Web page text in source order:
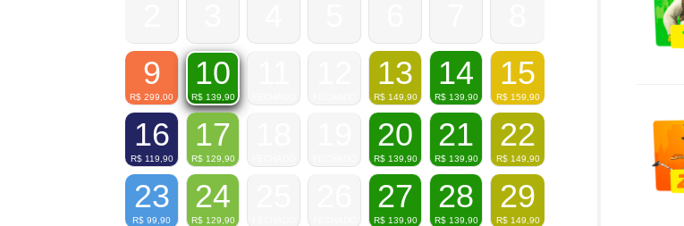
9
R$ 299,00
10
R$ 139,90
13
R$ 149,90
14
R$ 139,90
15
R$ 159,90
16
R$ 119,90
17
R$ 129,90
20
R$ 139,90
21
R$ 139,90
22
R$ 149,90
23
R$ 99,90
24
R$ 129,90
27
R$ 139,90
28
R$ 139,90
29
R$ 149,90